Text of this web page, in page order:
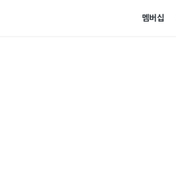
멤버십